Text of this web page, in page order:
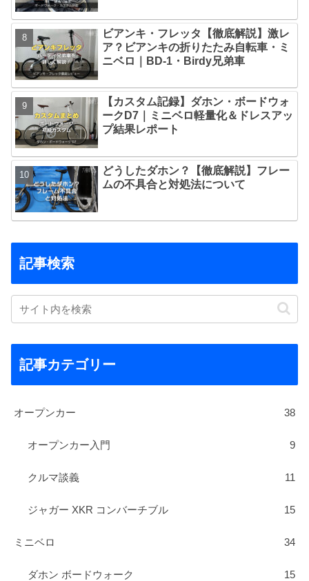
ビアンキ・フレッタ【徹底解説】激レ
ア？ビアンキの折りたたみ自転車・ミ
ニベロ｜BD-1・Birdy兄弟車
【カスタム記録】ダホン・ボードウォ
ークD7｜ミニベロ軽量化＆ドレスアッ
プ結果レポート
どうしたダホン？【徹底解説】フレー
ムの不具合と対処法について
記事検索
記事カテゴリー
オープンカー 38
オープンカー入門 9
クルマ談義 11
ジャガー XKR コンバーチブル 15
ミニベロ 34
ダホン ボードウォーク 15